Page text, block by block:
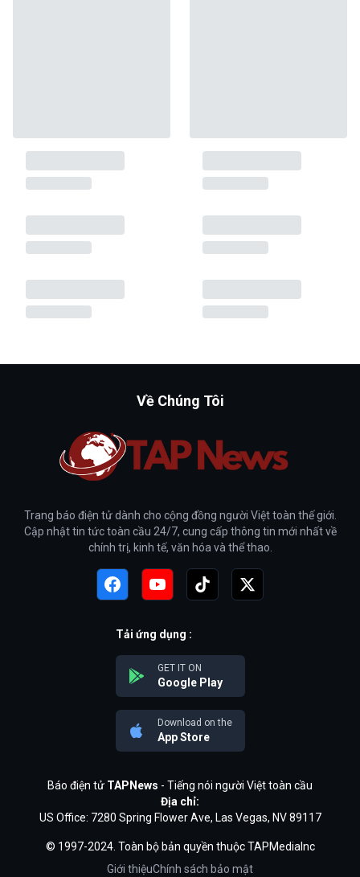
Về Chúng Tôi
Trang báo điện tử dành cho cộng đồng người Việt toàn thế giới.
Cập nhật tin tức toàn cầu 24/7, cung cấp thông tin mới nhất về
chính trị, kinh tế, văn hóa và thể thao.
Tải ứng dụng :
GET IT ON
Google Play
Download on the
App Store
Báo điện tử TAPNews - Tiếng nói người Việt toàn cầu
Địa chỉ:
US Office: 7280 Spring Flower Ave, Las Vegas, NV 89117
© 1997-2024. Toàn bộ bản quyền thuộc TAPMediaInc
Giới thiệuChính sách bảo mật